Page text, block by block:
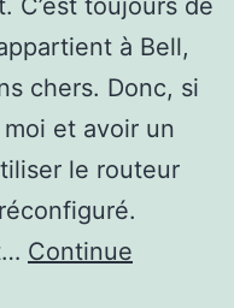
à Bell,
chers. Donc, si
et avoir un
le routeur
Continue